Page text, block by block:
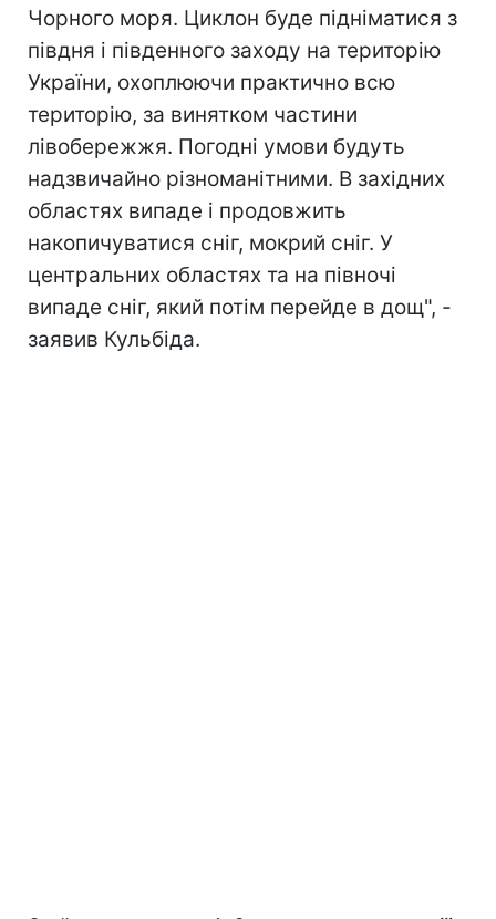
Чорного моря. Циклон буде підніматися з
півдня і південного заходу на територію
України, охоплюючи практично всю
територію, за винятком частини
лівобережжя. Погодні умови будуть
надзвичайно різноманітними. В західних
областях випаде і продовжить
накопичуватися сніг, мокрий сніг. У
центральних областях та на півночі
випаде сніг, який потім перейде в дощ", -
заявив Кульбіда.